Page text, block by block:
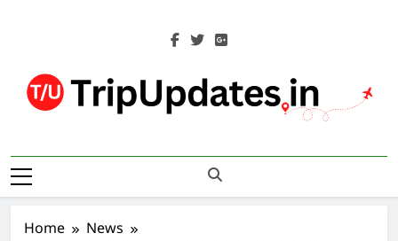
Trip Updates
Home
News